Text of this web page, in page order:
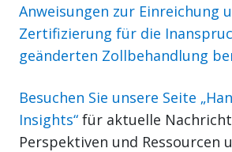
Anweisungen zur Einreichung
Zertifizierung für die
geänderten Zollbehandlung
Besuchen Sie unsere Seite
Insights“ für aktuelle
Perspektiven und Ressourcen